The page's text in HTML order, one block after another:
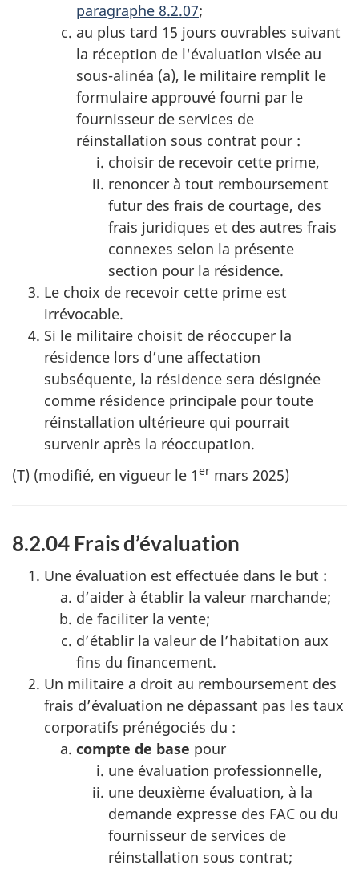
paragraphe 8.2.07;
au plus tard 15 jours ouvrables suivant
la réception de l'évaluation visée au
sous-alinéa (a), le militaire remplit le
formulaire approuvé fourni par le
fournisseur de services de
réinstallation sous contrat pour :
choisir de recevoir cette prime,
renoncer à tout remboursement
futur des frais de courtage, des
frais juridiques et des autres frais
connexes selon la présente
section pour la résidence.
Le choix de recevoir cette prime est
irrévocable.
Si le militaire choisit de réoccuper la
résidence lors d’une affectation
subséquente, la résidence sera désignée
comme résidence principale pour toute
réinstallation ultérieure qui pourrait
survenir après la réoccupation.
(T) (modifié, en vigueur le 1er mars 2025)
8.2.04 Frais d’évaluation
Une évaluation est effectuée dans le but :
d’aider à établir la valeur marchande;
de faciliter la vente;
d’établir la valeur de l’habitation aux
fins du financement.
Un militaire a droit au remboursement des
frais d’évaluation ne dépassant pas les taux
corporatifs prénégociés du :
compte de base pour
une évaluation professionnelle,
une deuxième évaluation, à la
demande expresse des FAC ou du
fournisseur de services de
réinstallation sous contrat;